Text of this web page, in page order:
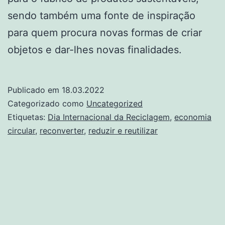
sendo também uma fonte de inspiração
para quem procura novas formas de criar
objetos e dar-lhes novas finalidades.
Publicado em 18.03.2022
Categorizado como Uncategorized
Etiquetas: Dia Internacional da Reciclagem, economia
circular, reconverter, reduzir e reutilizar